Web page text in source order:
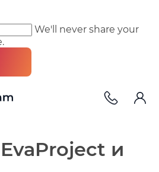
We'll never share your
и